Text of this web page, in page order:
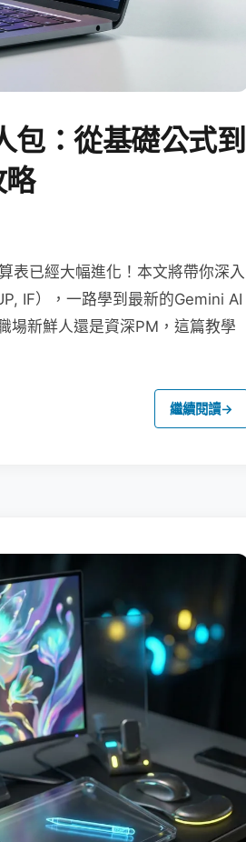
：從基礎公式到
表已經大幅進化！本文將帶你深入
IF），一路學到最新的Gemini AI
場新鮮人還是資深PM，這篇教學
繼續閱讀→